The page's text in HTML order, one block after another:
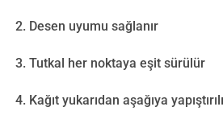
Desen uyumu sağlanır
Tutkal her noktaya eşit sürülür
Kağıt yukarıdan aşağıya